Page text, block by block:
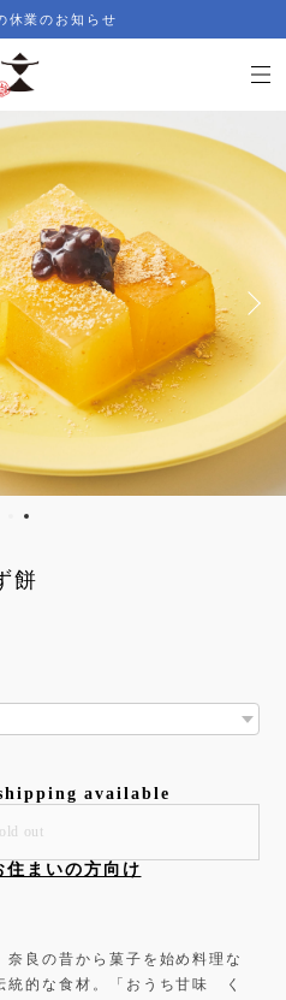
休業のお知らせ
餅
available
out
住まいの方向け
奈良の昔から菓子を始め料理な
統的な食材。「おうち甘味 く